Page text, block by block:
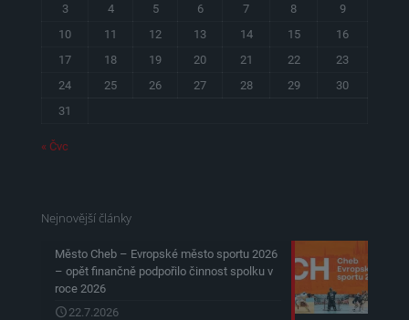
3
4 5 6 7 8
9
10
11 12 13 14 15
16
17
18 19 20 21 22
23
24
25 26 27 28 29
30
31
« Čvc
Nejnovější články
Město Cheb – Evropské město sportu 2026
– opět finančně podpořilo činnost spolku v
roce 2026
22.7.2026